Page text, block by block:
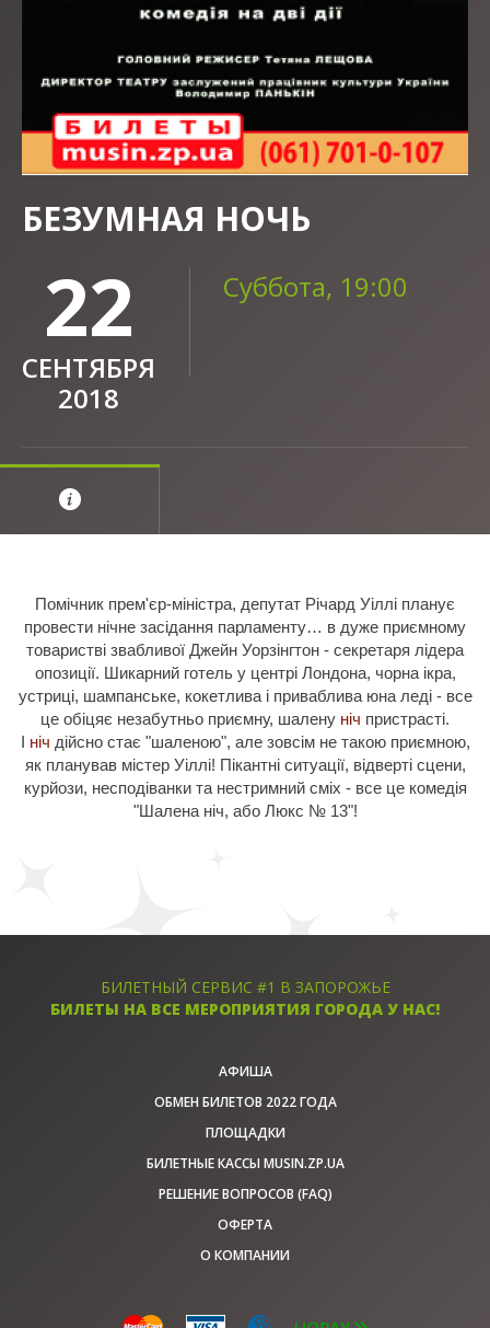
БЕЗУМНАЯ НОЧЬ
22
СЕНТЯБРЯ
2018
Суббота, 19:00
Помічник прем'єр-міністра, депутат Річард Уіллі планує
провести нічне засідання парламенту… в дуже приємному
товаристві звабливої Джейн Уорзінгтон - секретаря лідера
опозиції. Шикарний готель у центрі Лондона, чорна ікра,
устриці, шампанське, кокетлива і приваблива юна леді - все
це обіцяє незабутньо приємну, шалену ніч пристрасті.
І ніч дійсно стає "шаленою", але зовсім не такою приємною,
як планував містер Уіллі! Пікантні ситуації, відверті сцени,
курйози, несподіванки та нестримний сміх - все це комедія
"Шалена ніч, або Люкс № 13"!
БИЛЕТНЫЙ СЕРВИС #1 В ЗАПОРОЖЬЕ
БИЛЕТЫ НА ВСЕ МЕРОПРИЯТИЯ ГОРОДА У НАС!
АФИША
ОБМЕН БИЛЕТОВ 2022 ГОДА
ПЛОЩАДКИ
БИЛЕТНЫЕ КАССЫ MUSIN.ZP.UA
РЕШЕНИЕ ВОПРОСОВ (FAQ)
ОФЕРТА
О КОМПАНИИ